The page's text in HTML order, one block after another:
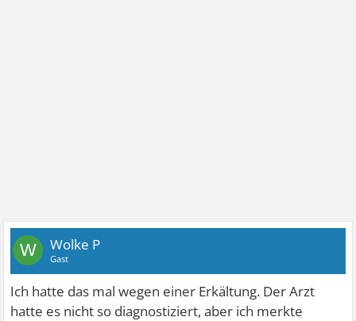
W Wolke P
Gast
Ich hatte das mal wegen einer Erkältung. Der Arzt
hatte es nicht so diagnostiziert, aber ich merkte